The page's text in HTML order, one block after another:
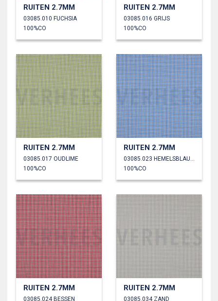
RUITEN 2.7MM
03085.010 FUCHSIA
100%CO
RUITEN 2.7MM
03085.016 GRIJS
100%CO
RUITEN 2.7MM
03085.017 OUDLIME
100%CO
RUITEN 2.7MM
03085.023 HEMELSBLAUW
100%CO
RUITEN 2.7MM
03085.024 BESSEN
RUITEN 2.7MM
03085.034 ZAND